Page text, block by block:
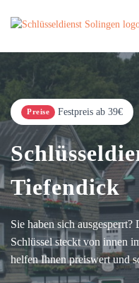
Preise Festpreis ab 39€
Tiefendick
Sie haben sich
Schlüssel steckt von innen
helfen Ihnen preiswert und